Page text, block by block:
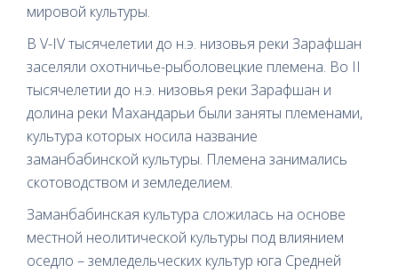
мировой культуры.
В V-IV тысячелетии до н.э. низовья реки Зарафшан
заселяли охотничье-рыболовецкие племена. Во II
тысячелетии до н.э. низовья реки Зарафшан и
долина реки Махандарьи были заняты племенами,
культура которых носила название
заманбабинской культуры. Племена занимались
скотоводством и земледелием.
Заманбабинская культура сложилась на основе
местной неолитической культуры под влиянием
оседло – земледельческих культур юга Средней